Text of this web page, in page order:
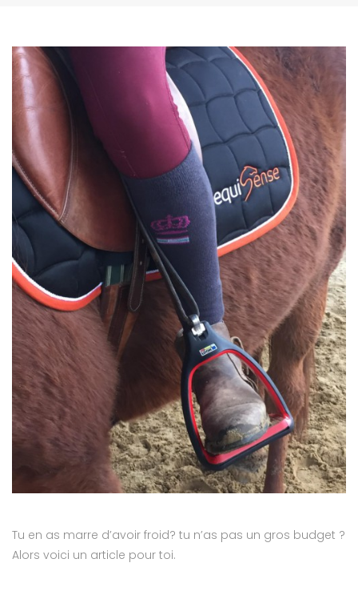
Tu en as marre d’avoir froid? tu n’as pas un gros budget ?
Alors voici un article pour toi.